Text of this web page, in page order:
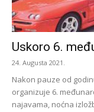
Uskoro 6.
24. Augusta 2021.
Nakon pauze od
organizuje 6.
najavama, noćna